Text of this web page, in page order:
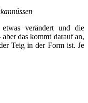
verändert und die
das kommt darauf an,
Teig in der Form ist. Je